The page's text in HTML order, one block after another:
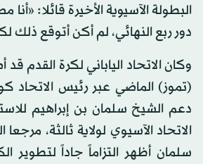
البطولة الآسيوية الأخيرة قائلا:
دور ربع النهائي، لم أكن أتوقع ذلك
وكان الاتحاد الياباني لكرة القدم قد
(تموز) الماضي عبر رئيس الاتحاد
دعم الشيخ سلمان بن إبراهيم
الاتحاد الآسيوي لولاية ثالثة،
سلمان أظهر التزاماً جاداً لتطوير